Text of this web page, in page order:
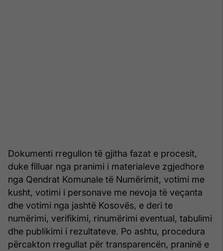
Dokumenti rregullon të gjitha fazat e procesit,
duke filluar nga pranimi i materialeve zgjedhore
nga Qendrat Komunale të Numërimit, votimi me
kusht, votimi i personave me nevoja të veçanta
dhe votimi nga jashtë Kosovës, e deri te
numërimi, verifikimi, rinumërimi eventual, tabulimi
dhe publikimi i rezultateve. Po ashtu, procedura
përcakton rregullat për transparencën, praninë e